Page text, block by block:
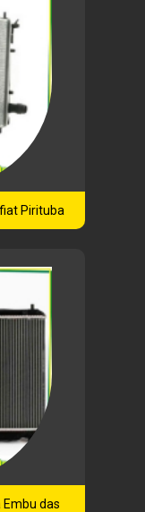
Pirituba
das